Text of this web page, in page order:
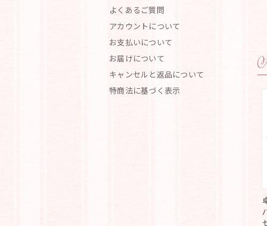
よくあるご質問
アカウントについて
お支払いについて
お届けについて
キャンセルと返品について
特商法に基づく表示